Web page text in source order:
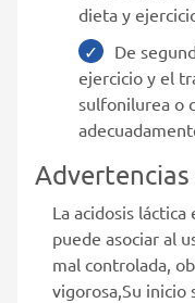
dieta y
De
ejercicio y el
sulfonilurea o
Advertencias
La acidosis
puede asociar al
mal controlada,
vigorosa,Su inicio